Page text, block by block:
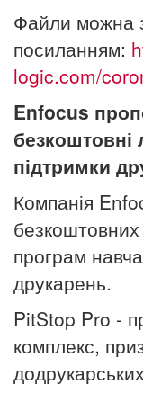
Файли можна
посиланням:
logic.com/
Enfocus
безкоштовні
підтримки
Компанія
безкоштовних
програм
друкарень.
PitStop Pro -
комплекс,